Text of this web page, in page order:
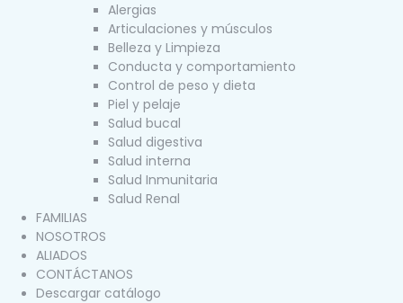
Alergias
Articulaciones y músculos
Belleza y Limpieza
Conducta y comportamiento
Control de peso y dieta
Piel y pelaje
Salud bucal
Salud digestiva
Salud interna
Salud Inmunitaria
Salud Renal
FAMILIAS
NOSOTROS
ALIADOS
CONTÁCTANOS
Descargar catálogo